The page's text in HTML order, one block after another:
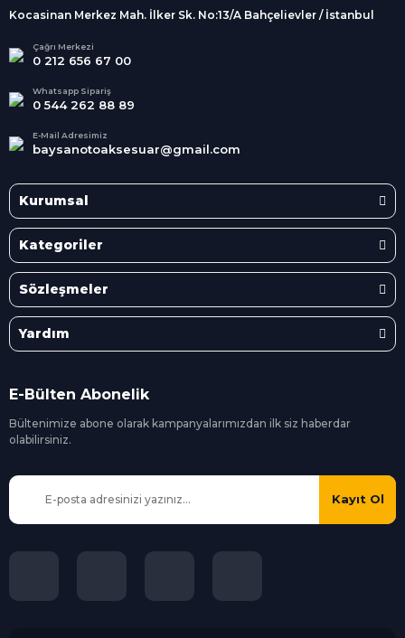
kargolanmaktadır.
Tüm Kredi Kartlarına taksit
seçenekleri
Kocasinan Merkez Mah. İlker Sk. No:13/A Bahçelievler / İstanbul
Çağrı Merkezi
0 212 656 67 00
Whatsapp Sipariş
0 544 262 88 89
E-Mail Adresimiz
baysanotoaksesuar@gmail.com
Kurumsal
Kategoriler
Sözleşmeler
Yardım
E-Bülten Abonelik
Bültenimize abone olarak kampanyalarımızdan ilk siz haberdar
olabilirsiniz.
Kayıt Ol